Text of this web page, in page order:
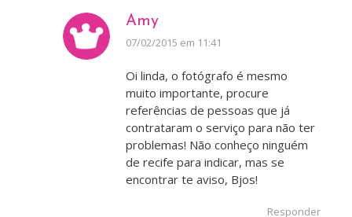
Amy
disse:
07/02/2015 em 11:41
Oi linda, o fotógrafo é mesmo
muito importante, procure
referências de pessoas que já
contrataram o serviço para não ter
problemas! Não conheço ninguém
de recife para indicar, mas se
encontrar te aviso, Bjos!
Responder